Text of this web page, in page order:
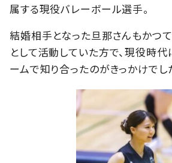
属する現役バレーボール選手。
結婚相手となった旦那さんもかつ
として活動していた方で、現役時
ームで知り合ったのがきっかけでし